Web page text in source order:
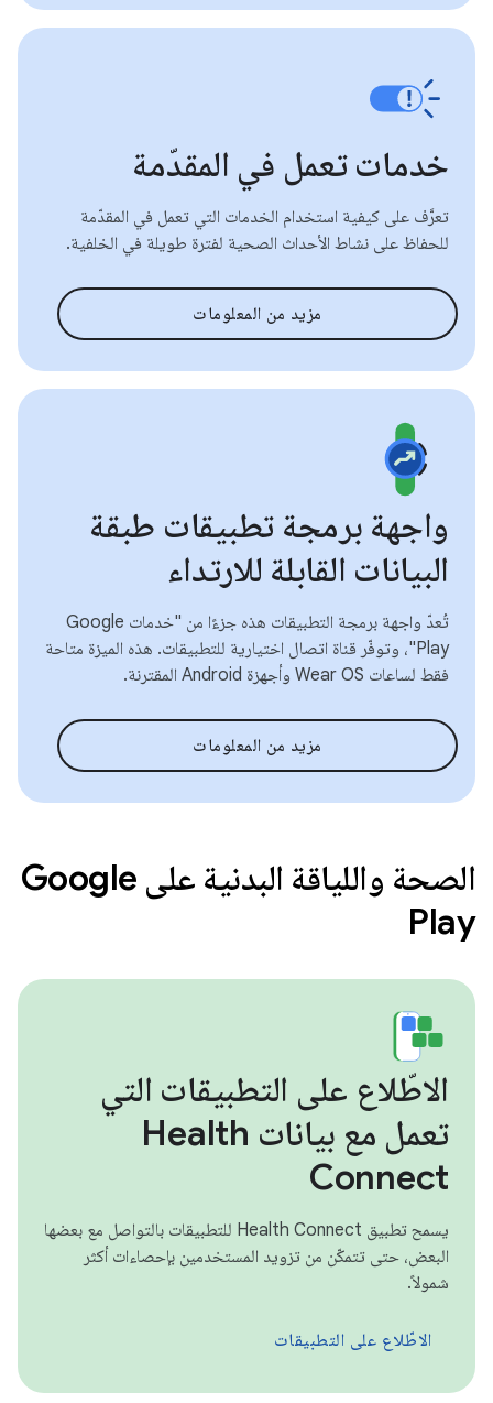
خدمات تعمل في المقدّمة
تعرَّف على كيفية استخدام الخدمات التي تعمل في المقدّمة
للحفاظ على نشاط الأحداث الصحية لفترة طويلة في الخلفية.
مزيد من المعلومات
واجهة برمجة تطبيقات طبقة
البيانات القابلة للارتداء
تُعدّ واجهة برمجة التطبيقات هذه جزءًا من "خدمات Google
Play"، وتوفّر قناة اتصال اختيارية للتطبيقات. هذه الميزة متاحة
فقط لساعات Wear OS وأجهزة Android المقترنة.
مزيد من المعلومات
الصحة واللياقة البدنية على Google
Play
الاطّلاع على التطبيقات التي
تعمل مع بيانات Health
Connect
يسمح تطبيق Health Connect للتطبيقات بالتواصل مع بعضها
البعض، حتى تتمكّن من تزويد المستخدمين بإحصاءات أكثر
شمولاً.
الاطّلاع على التطبيقات